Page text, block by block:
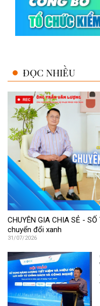
ĐỌC NHIỀU
CHUYÊN GIA CHIA SẺ -
chuyển đổi xanh
31/07/2026